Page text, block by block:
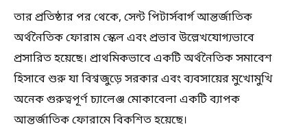
তার প্রতিষ্ঠার পর থেকে, সেন্ট পিটার্সবার্গ আন্তর্জাতিক
অর্থনৈতিক ফোরাম স্কেল এবং প্রভাব উল্লেখযোগ্যভাবে
প্রসারিত হয়েছে। প্রাথমিকভাবে একটি অর্থনৈতিক সমাবেশ
হিসাবে শুরু যা বিশ্বজুড়ে সরকার এবং ব্যবসায়ের মুখোমুখি
অনেক গুরুত্বপূর্ণ চ্যালেঞ্জ মোকাবেলা একটি ব্যাপক
আন্তর্জাতিক ফোরামে বিকশিত হয়েছে।